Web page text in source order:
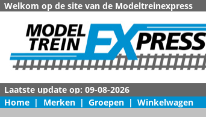
Welkom op de site van de Modeltreinexpress
Home | Merken | Groepen | Winkelwagen